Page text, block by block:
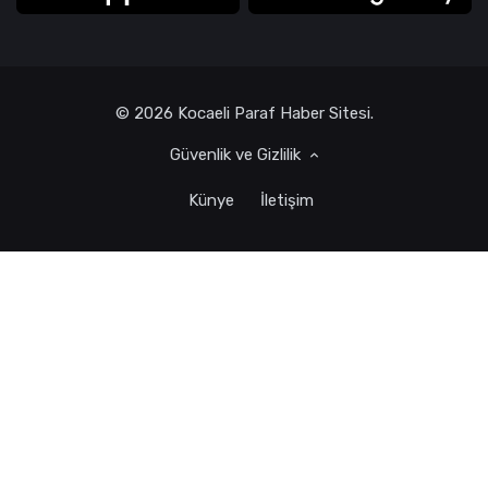
© 2026 Kocaeli Paraf Haber Sitesi.
Güvenlik ve Gizlilik
Künye İletişim